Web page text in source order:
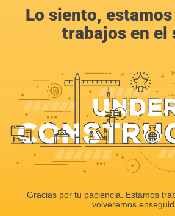
Lo siento,
trabajos en el
Gracias por tu paciencia. Estamos
volveremos